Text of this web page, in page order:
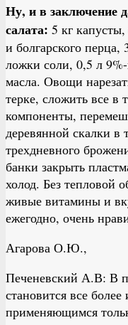
Ну, и в заключение
салата: 5 кг
и болгарского перца,
ложки соли, 0,5 л 9%-
масла. Овощи
терке, сложить все в
компоненты,
деревянной скалки в
трехдневного
банки закрыть
холод. Без тепловой
живые витамины и
ежегодно, очень
Агарова О.Ю.,
Печеневский А.В: В
становится все
применяющимся